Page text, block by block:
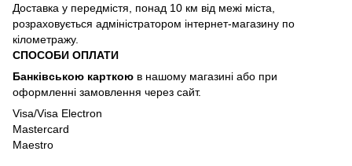
Доставка у передмістя, понад 10 км від межі міста,
розраховується адміністратором інтернет-магазину по
кілометражу.
СПОСОБИ ОПЛАТИ
Банківською карткою в нашому магазині або при
оформленні замовлення через сайт.
Visa/Visa Electron
Mastercard
Maestro